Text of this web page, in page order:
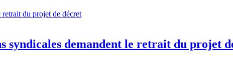
syndicales demandent le retrait du projet